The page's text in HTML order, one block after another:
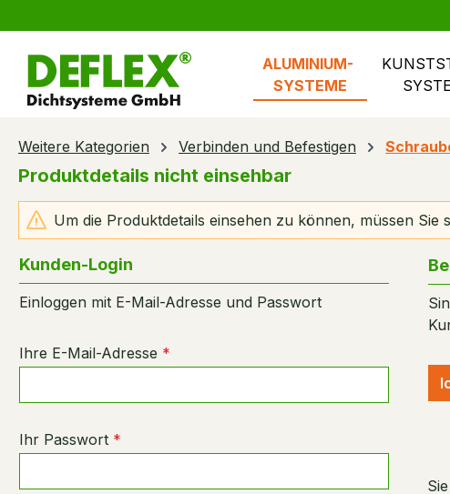
ALUMINIUM-
SYSTEME
Weitere Kategorien Verbinden und Befestigen
Produktdetails nicht einsehbar
Um die Produktdetails einsehen zu können, müssen Sie
Kunden-Login
Einloggen mit E-Mail-Adresse und Passwort
Ihre E-Mail-Adresse *
Ihr Passwort *